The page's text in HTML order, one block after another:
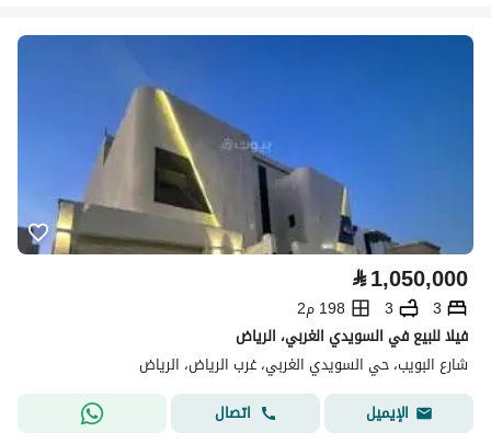
⃁1,050,000
3
3
198 م2
فيلا للبيع في السويدي الغربي، الرياض
شارع البويب، حي السويدي الغربي، غرب الرياض، الرياض
الإيميل
اتصال